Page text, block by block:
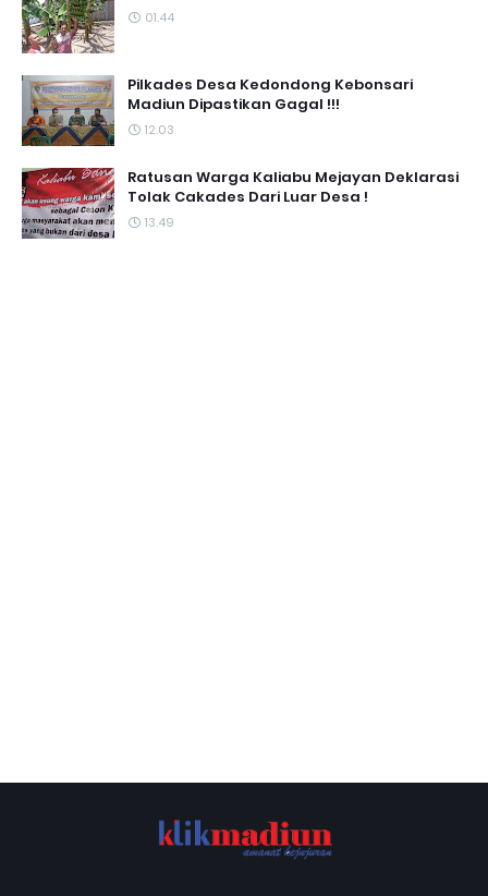
01.44
Pilkades Desa Kedondong Kebonsari
Madiun Dipastikan Gagal !!!
12.03
Ratusan Warga Kaliabu Mejayan Deklarasi
Tolak Cakades Dari Luar Desa !
13.49